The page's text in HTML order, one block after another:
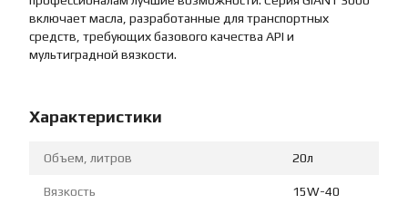
включает масла, разработанные для транспортных
средств, требующих базового качества API и
мультиградной вязкости.
Характеристики
Объем, литров 20л
Вязкость 15W-40